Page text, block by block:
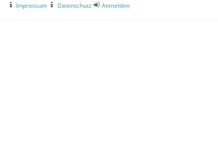
Impressum
Datenschutz Anmelden